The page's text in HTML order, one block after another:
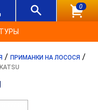
0
/ ПРИМАНКИ НА ЛОСОСЯ /